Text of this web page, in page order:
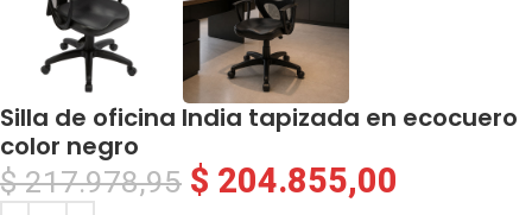
Silla de oficina India tapizada en ecocuero
color negro
$217.978,95 $ 204.855,00